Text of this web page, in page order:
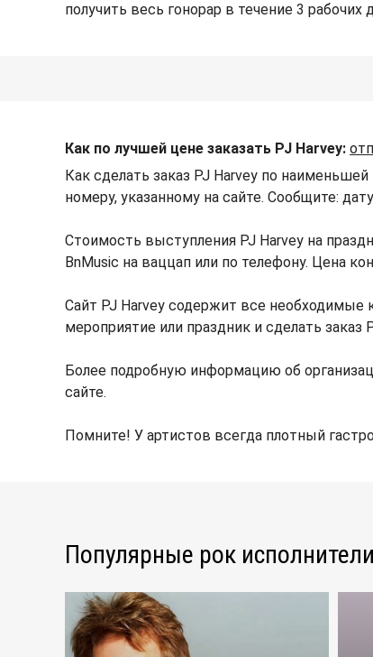
получить весь гонорар в течение 3
Как по лучшей цене заказать PJ Harvey:
Как сделать заказ PJ Harvey по
номеру, указанному на сайте. Сообщите:
Стоимость выступления PJ Harvey на
BnMusic на ваццап или по телефону. Цена
Сайт PJ Harvey содержит все необходимые
мероприятие или праздник и сделать заказ
Более подробную информацию об
сайте.
Помните! У артистов всегда плотный
Популярные рок исполнители